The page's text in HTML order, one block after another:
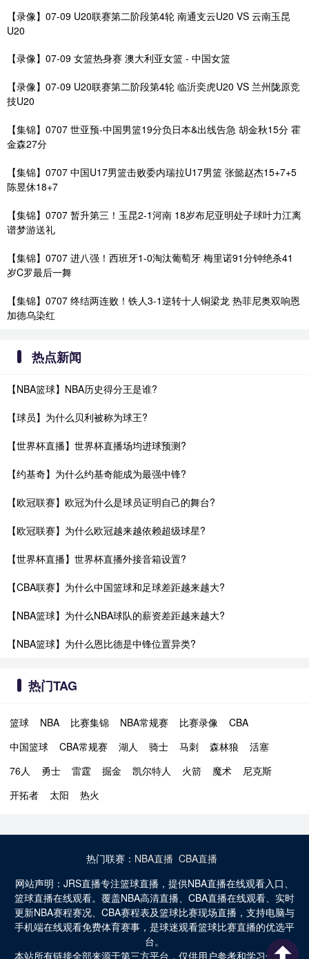
【录像】07-09 U20联赛第二阶段第4轮 南通支云U20 VS 云南玉昆
U20
【录像】07-09 女篮热身赛 澳大利亚女篮 - 中国女篮
【录像】07-09 U20联赛第二阶段第4轮 临沂奕虎U20 VS 兰州陇原竞
技U20
【集锦】0707 世亚预-中国男篮19分负日本&出线告急 胡金秋15分 霍
金森27分
【集锦】0707 中国U17男篮击败委内瑞拉U17男篮 张懿赵杰15+7+5
陈昱休18+7
【集锦】0707 暂升第三！玉昆2-1河南 18岁布尼亚明处子球叶力江离
谱梦游送礼
【集锦】0707 进八强！西班牙1-0淘汰葡萄牙 梅里诺91分钟绝杀41
岁C罗最后一舞
【集锦】0707 终结两连败！铁人3-1逆转十人铜梁龙 热菲尼奥双响恩
加德乌染红
热点新闻
【NBA篮球】NBA历史得分王是谁?
【球员】为什么贝利被称为球王?
【世界杯直播】世界杯直播场均进球预测?
【约基奇】为什么约基奇能成为最强中锋?
【欧冠联赛】欧冠为什么是球员证明自己的舞台?
【欧冠联赛】为什么欧冠越来越依赖超级球星?
【世界杯直播】世界杯直播外接音箱设置?
【CBA联赛】为什么中国篮球和足球差距越来越大?
【NBA篮球】为什么NBA球队的薪资差距越来越大?
【NBA篮球】为什么恩比德是中锋位置异类?
热门TAG
篮球 NBA 比赛集锦 NBA常规赛 比赛录像
CBA
中国篮球
CBA常规赛 湖人 骑士 马刺 森林狼
活塞
76人
勇士 雷霆 掘金 凯尔特人 火箭 魔术
尼克斯
开拓者
太阳 热火
热门联赛： NBA直播 CBA直播
网站声明：JRS直播专注篮球直播，提供NBA直播在线观看入口、
篮球直播在线观看。覆盖NBA高清直播、CBA直播在线观看、实时
更新NBA赛程赛况、CBA赛程表及篮球比赛现场直播，支持电脑与
手机端在线观看免费体育赛事，是球迷观看篮球比赛直播的优选平
台。
本站所有链接全部来源于第三方平台，仅供用户参考和学习使用。